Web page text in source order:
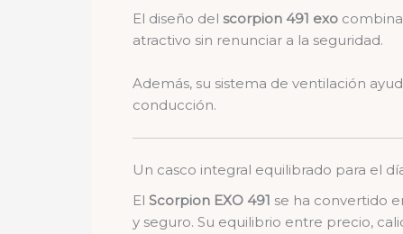
El diseño del scorpion 491 exo
atractivo sin renunciar a la seguridad.
Además, su sistema de ventilación
conducción.
Un casco integral equilibrado para el
El Scorpion EXO 491 se ha convertido
y seguro. Su equilibrio entre precio,